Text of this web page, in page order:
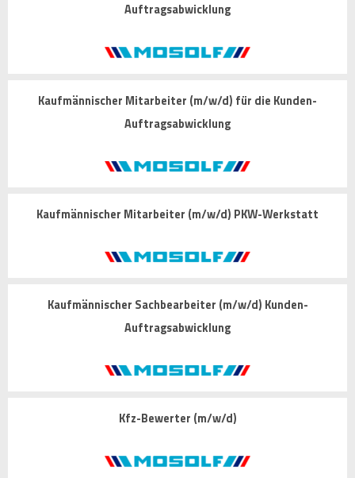
Auftragsabwicklung
Kaufmännischer Mitarbeiter (m/w/d) für die Kunden-
Auftragsabwicklung
Kaufmännischer Mitarbeiter (m/w/d) PKW-Werkstatt
Kaufmännischer Sachbearbeiter (m/w/d) Kunden-
Auftragsabwicklung
Kfz-Bewerter (m/w/d)